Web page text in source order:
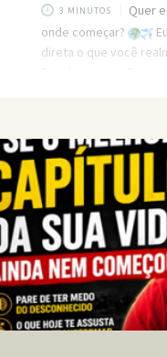
3 MINUTOS
Quer
onde começar?
direta o que você
Brasil — seja na
realidade. Se você
primeiro passo.